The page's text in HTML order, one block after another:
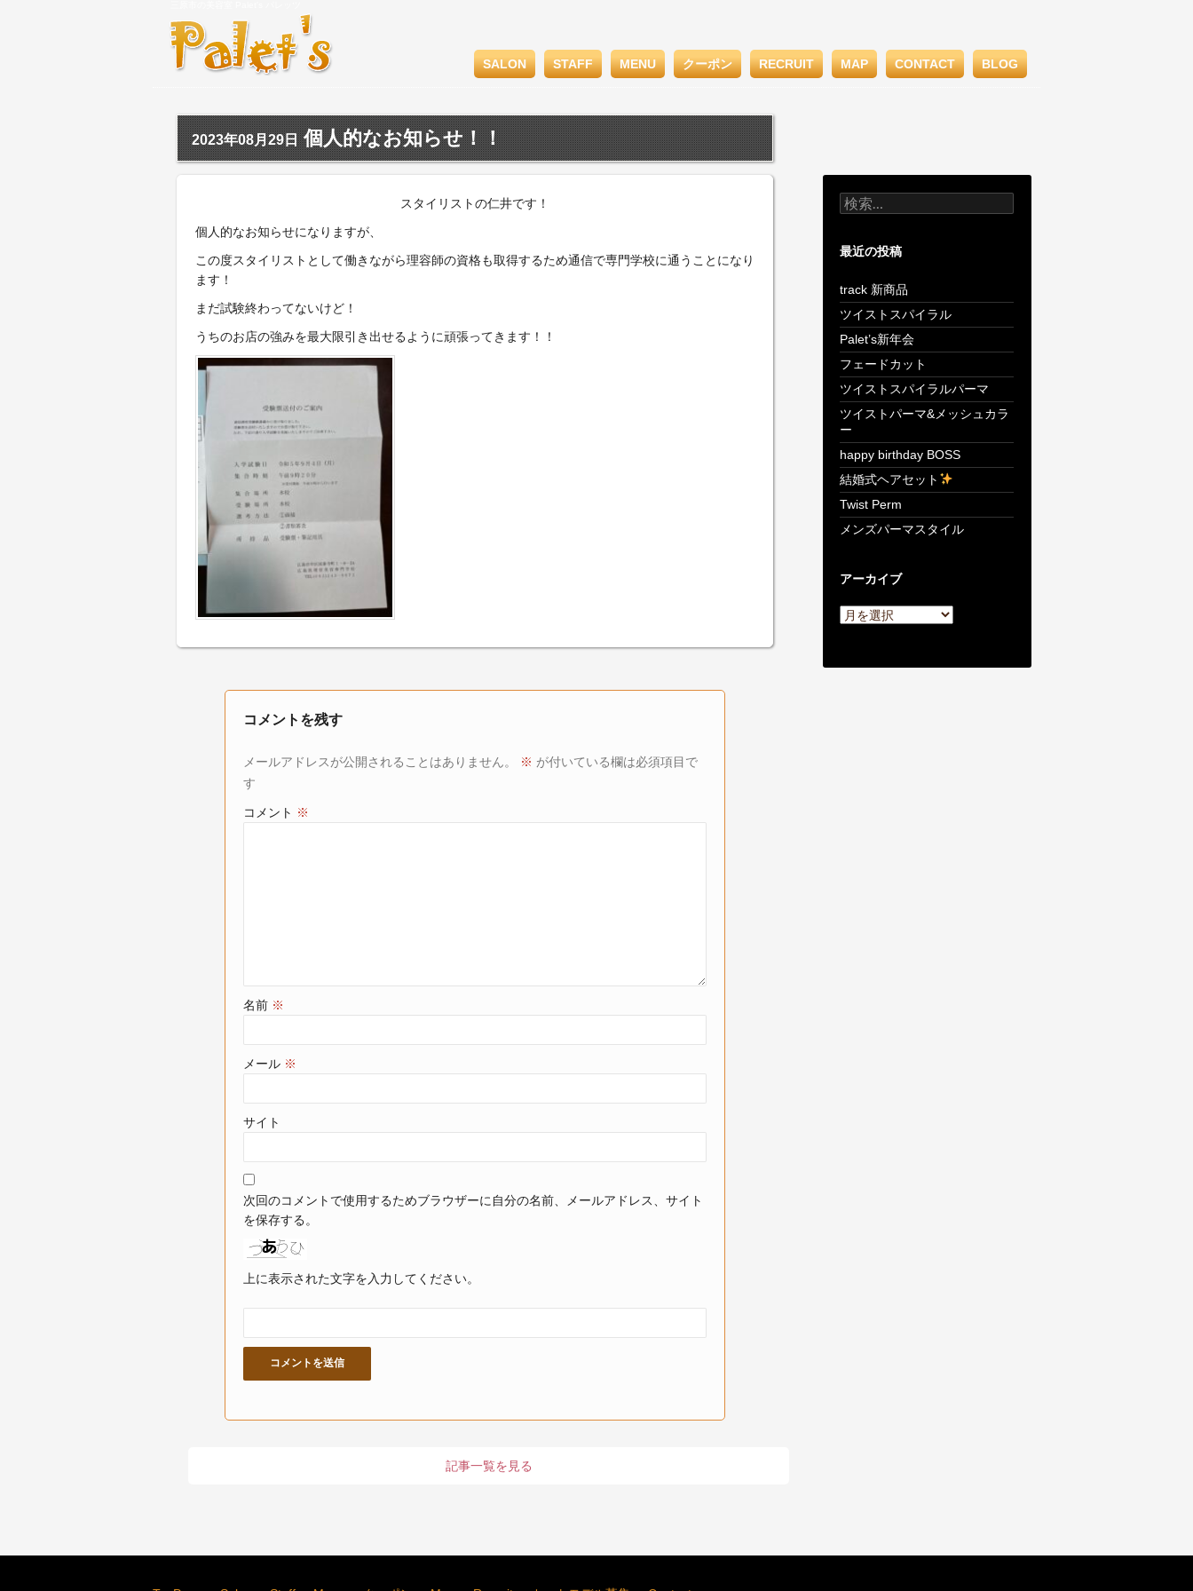
SALON STAFF MENU クーポン RECRUIT MAP CONTACT BLOG
2023年08月29日 個人的なお知らせ！！
スタイリストの仁井です！
個人的なお知らせになりますが、
この度スタイリストとして働きながら理容師の資格も取得するため通信で専門学校に通うことになり
ます！
まだ試験終わってないけど！
うちのお店の強みを最大限引き出せるように頑張ってきます！！
コメントを残す
メールアドレスが公開されることはありません。 ※ が付いている欄は必須項目で
す
コメント ※
名前 ※
メール ※
サイト
次回のコメントで使用するためブラウザーに自分の名前、メールアドレス、サイト
を保存する。
上に表示された文字を入力してください。
記事一覧を見る
検
索:
最近の投稿
track 新商品
ツイストスパイラル
Palet’s新年会
フェードカット
ツイストスパイラルパーマ
ツイストパーマ&メッシュカラ
ー
happy birthday BOSS
結婚式ヘアセット
Twist Perm
メンズパーマスタイル
アーカイブ
ア
ー